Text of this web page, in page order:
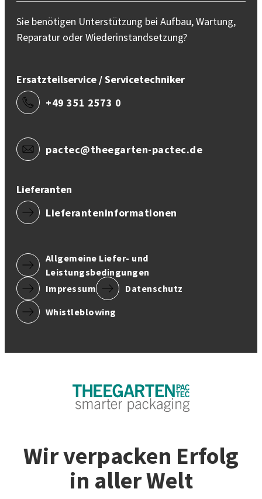
Sie benötigen Unterstützung bei Aufbau, Wartung,
Reparatur oder Wiederinstandsetzung?
Ersatzteilservice / Servicetechniker
+49 351 2573 0
pactec@theegarten-pactec.de
Lieferanten
Lieferanteninformationen
Allgemeine Liefer- und
Leistungsbedingungen
Impressum
Datenschutz
Whistleblowing
Wir verpacken Erfolg
in aller Welt